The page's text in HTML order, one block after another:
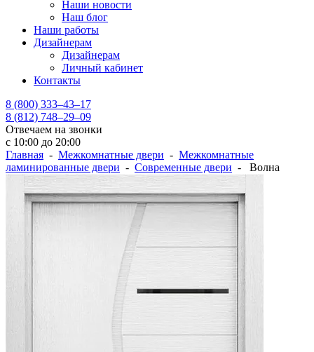
Наши новости
Наш блог
Наши работы
Дизайнерам
Дизайнерам
Личный кабинет
Контакты
8 (800) 333–43–17
8 (812) 748–29–09
Отвечаем на звонки
с 10:00 до 20:00
Главная - Межкомнатные двери - Межкомнатные
ламинированные двери - Современные двери - Волна